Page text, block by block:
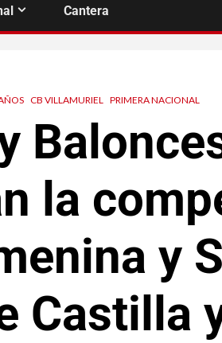
Cantera
CB VILLAMURIEL PRIMERA NACIONAL
la
y
Castilla